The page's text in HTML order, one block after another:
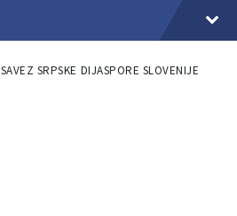
SAVEZ SRPSKE DIJASPORE SLOVENIJE